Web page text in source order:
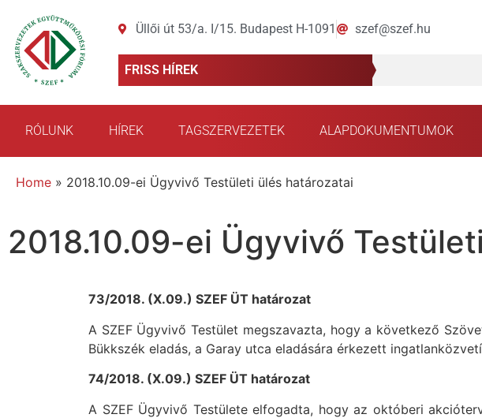
Üllői út 53/a. I/15. Budapest H-1091 szef@szef.hu
FRISS HÍREK
RÓLUNK HÍREK TAGSZERVEZETEK ALAPDOKUMENTUMOK
Home » 2018.10.09-ei Ügyvivő Testületi ülés határozatai
2018.10.09-ei Ügyvivő
73/2018. (X.09.) SZEF ÜT határozat
A SZEF Ügyvivő Testület megszavazta, hogy a következő
Bükkszék eladás, a Garay utca eladására érkezett
74/2018. (X.09.) SZEF ÜT határozat
A SZEF Ügyvivő Testülete elfogadta, hogy az októberi